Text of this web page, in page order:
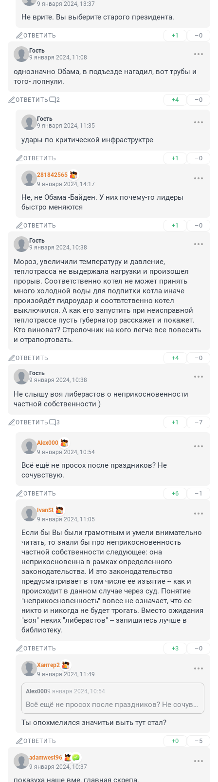
9 января 2024, 13:37
Не врите. Вы выберите старого президента.
ОТВЕТИТЬ +1 –0
Гость
9 января 2024, 11:08
однозначно Обама, в подъезде нагадил, вот трубы и
того- лопнули.
ОТВЕТИТЬ 2 +4 –0
Гость
9 января 2024, 11:35
удары по критической инфраструктре
ОТВЕТИТЬ +1 –0
281842565
9 января 2024, 14:17
Не, не Обама -Байден. У них почему-то лидеры
быстро меняются
ОТВЕТИТЬ +1 –0
Гость
9 января 2024, 10:38
Мороз, увеличили температуру и давление,
теплотрасса не выдержала нагрузки и произошел
прорыв. Соответственно котел не может принять
много холодной воды для подпитки котла иначе
произойдёт гидроудар и соотвтственно котел
выключился. А как его запустить при неисправной
теплотрассе пусть губернатор расскажет и покажет.
Кто виноват? Стрелочник на кого легче все повесить
и отрапортовать.
ОТВЕТИТЬ +4 –0
Гость
9 января 2024, 10:38
Не слышу воя либерастов о неприкосновенности
частной собственности )
ОТВЕТИТЬ 3 +1 –7
Alex000
9 января 2024, 10:54
Всё ещё не просох после праздников? Не
сочувствую.
ОТВЕТИТЬ +6 –1
IvanSt
9 января 2024, 11:05
Если бы Вы были грамотным и умели внимательно
читать, то знали бы про неприкосновенность
частной собственности следующее: она
неприкосновенна в рамках определенного
законодательства. И это законодательство
предусматривает в том числе ее изъятие -- как и
происходит в данном случае через суд. Понятие
"неприкосновенность" вовсе не означает, что ее
никто и никогда не будет трогать. Вместо ожидания
"воя" неких "либерастов" -- запишитесь лучше в
библиотеку.
ОТВЕТИТЬ +3 –0
Хантер2
9 января 2024, 11:49
Alex0009 января 2024, 10:54
Всё ещё не просох после праздников? Не сочувствую.
Ты опохмелился значитьи выть тут стал?
ОТВЕТИТЬ +0 –5
adamwest96
9 января 2024, 10:37
показуха наше вме, главная скрепа.